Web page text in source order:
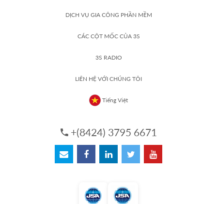
DỊCH VỤ GIA CÔNG PHẦN MỀM
CÁC CỘT MỐC CỦA 3S
3S RADIO
LIÊN HỆ VỚI CHÚNG TÔI
Tiếng Việt
+(8424) 3795 6671